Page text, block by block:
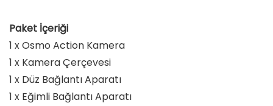
Paket İçeriği
1 x Osmo Action Kamera
1 x Kamera Çerçevesi
1 x Düz Bağlantı Aparatı
1 x Eğimli Bağlantı Aparatı